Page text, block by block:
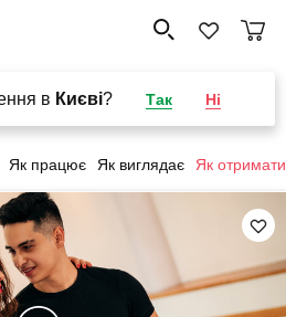
в Києві? Так Ні
Як працює Як виглядає Як отримати